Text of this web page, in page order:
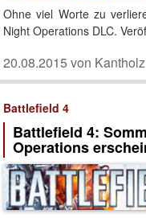
Ohne viel Worte zu
Night Operations DLC.
20.08.2015 von Kantholz
Battlefield 4
Battlefield 4:
Operations